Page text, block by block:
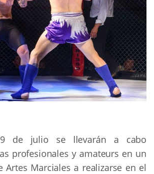
9 de julio se llevarán a cabo
profesionales y amateurs en un
Artes Marciales a realizarse en el